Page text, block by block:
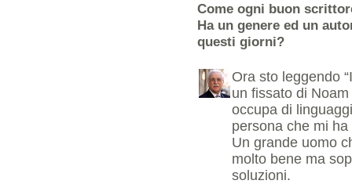
Come ogni buon
Ha un genere ed un
questi giorni?
Ora sto leggendo
un fissato di
occupa di
persona che mi
Un grande uomo
molto bene ma
soluzioni.